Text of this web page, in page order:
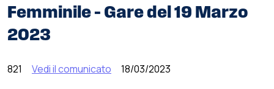
Femminile – Gare del 19 Marzo
2023
821 Vedi il comunicato 18/03/2023